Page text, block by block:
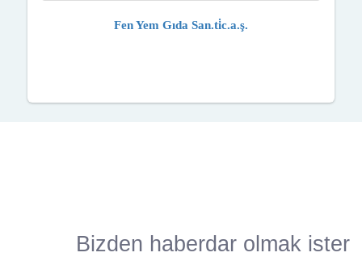
Fen Yem Gıda San.ti̇c.a.ş.
Bizden haberdar olmak ister